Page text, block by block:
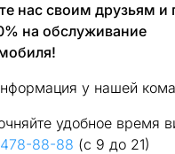
нас своим друзьям и
на обслуживание
у нашей
удобное время
88-88 (с 9 до 21)